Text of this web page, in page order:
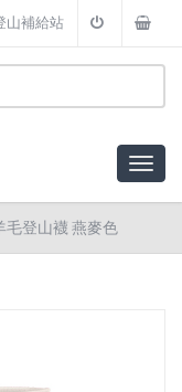
山補給站
登山襪 燕麥色